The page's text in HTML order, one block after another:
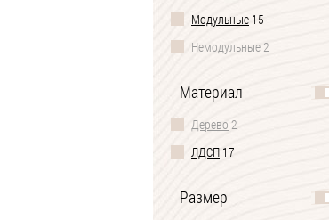
Модульные 15
Немодульные2
Материал
Дерево 2
ЛДСП 17
Размер